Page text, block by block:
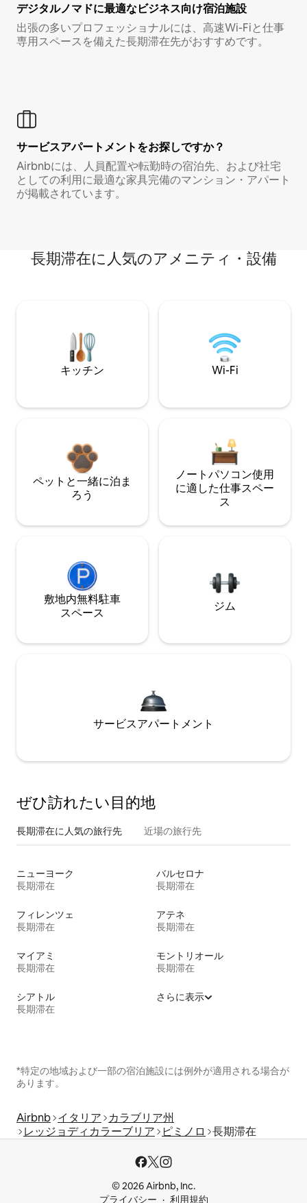
デジタルノマド⁠に最⁠適⁠なビ⁠ジ⁠ネ⁠ス⁠向⁠け宿⁠泊⁠施⁠設
出張の多いプロフェッショナルには、高速Wi-Fiと仕事
専用スペースを備えた長期滞在先がおすすめです。
サービスアパートメントをお探しですか？
Airbnbには、人員配置や転勤時の宿泊先、および社宅
としての利用に最適な家具完備のマンション・アパート
が掲載されています。
長期滞在に人気のアメニティ・設備
キッチン Wi-Fi
ペットと一緒に泊ま
ろう
ノートパソコン使用
に適した仕事スペー
ス
敷地内無料駐⁠車
ス⁠ペ⁠ー⁠ス
ジム
サービスアパートメント
ぜひ訪⁠れ⁠た⁠い目⁠的⁠地
長期滞在に人気の旅行先 近場の旅行先
ニューヨーク
長期滞在
バルセロナ
長期滞在
フィレンツェ
長期滞在
アテネ
長期滞在
マイアミ
長期滞在
モントリオール
長期滞在
シアトル
長期滞在
さらに表示
*特定の地域および一部の宿泊施設には例外が適用される場合が
あります。
Airbnb イタリア
カラブリア州
レッジョディカラーブリア
ピミノロ 長期滞在
© 2026 Airbnb, Inc.
プライバシー
利用規約